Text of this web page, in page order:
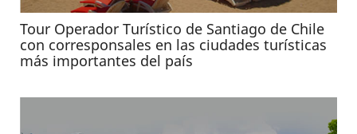
Tour Operador Turístico de Santiago de Chile
con corresponsales en las ciudades turísticas
más importantes del país